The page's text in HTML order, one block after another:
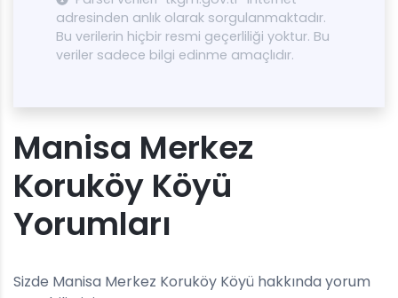
adresinden anlık olarak sorgulanmaktadır.
Bu verilerin hiçbir resmi geçerliliği yoktur. Bu
veriler sadece bilgi edinme amaçlıdır.
Manisa Merkez
Koruköy Köyü
Yorumları
Sizde Manisa Merkez Koruköy Köyü hakkında yorum